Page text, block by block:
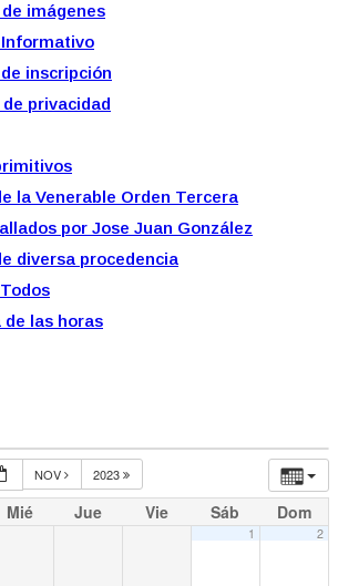
imágenes
inscripción
privacidad
la Venerable Orden Tercera
por Jose Juan González
diversa procedencia
de las horas
NOV 2023
Mié Jue Vie Sáb Dom
1 2